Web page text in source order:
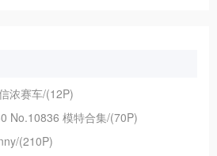
浓赛车/(12P)
No.10836 模特合集/(70P)
(210P)